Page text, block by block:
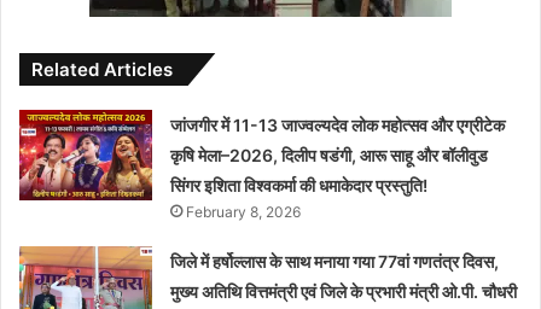
Related Articles
जांजगीर में 11-13 जाज्वल्यदेव लोक महोत्सव और एग्रीटेक
कृषि मेला–2026, दिलीप षडंगी, आरू साहू और बॉलीवुड
सिंगर इशिता विश्वकर्मा की धमाकेदार प्रस्तुति!
February 8, 2026
जिले में हर्षोल्लास के साथ मनाया गया 77वां गणतंत्र दिवस,
मुख्य अतिथि वित्तमंत्री एवं जिले के प्रभारी मंत्री ओ.पी. चौधरी